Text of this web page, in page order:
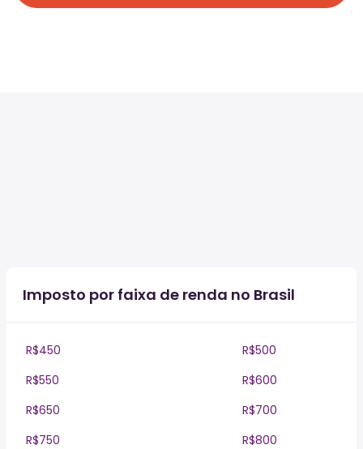
Imposto por faixa de renda no Brasil
R$450
R$500
R$550
R$600
R$650
R$700
R$750
R$800